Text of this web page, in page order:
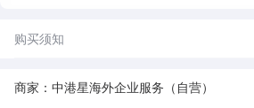
3、波兰VAT是按照月度申报，波兰的标准税率为
4、波兰VAT税金支付每家公司都有专属税局IBAN
6、提供跨境专家组建群服务，实现专业咨询一对
购买须知
商家：中港星海外企业服务（自营）